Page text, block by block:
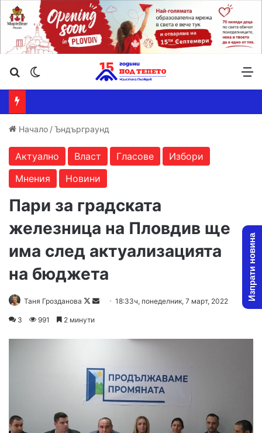
Търсене ...
Начало /Ъндърграунд
Актуално Власт Гласове
Избори
Мнения
Новини
Пари за градската
железница на Пловдив ще
има след актуализацията
на бюджета
Таня Грозданова
F
w
o
n
n
e
m
i
18:33ч, понеделник, 7 март, 2022
3 991 2 минути
Изпрати новина